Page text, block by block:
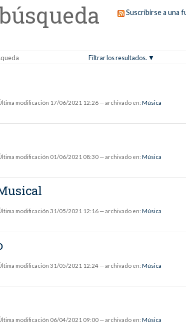
Suscribirse a una
Filtrar los resultados.
modificación 17/06/2021 12:26 — archivado en:Música
modificación 01/06/2021 08:30 — archivado en:Música
modificación 31/05/2021 12:16 — archivado en:Música
modificación 31/05/2021 12:24 — archivado en:Música
modificación 06/04/2021 09:00 — archivado en:Música